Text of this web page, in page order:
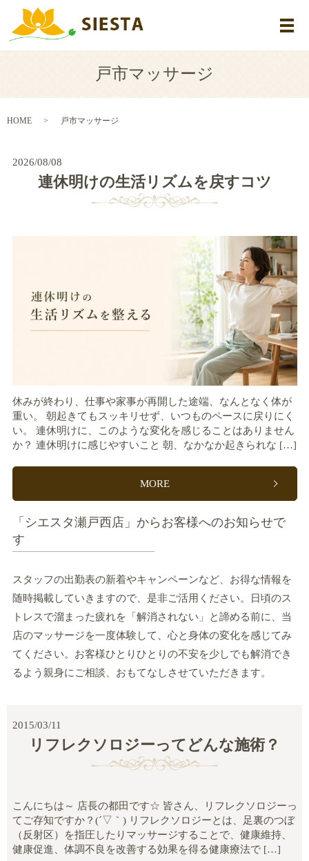
メ
戸市マッサージ
HOME 戸市マッサージ
2026/08/08
連休明けの生活リズムを戻すコツ
休みが終わり、仕事や家事が再開した途端、なんとなく体が
重い。 朝起きてもスッキリせず、いつものペースに戻りにく
い。 連休明けに、このような変化を感じることはありません
か？ 連休明けに感じやすいこと 朝、なかなか起きられな […]
MORE
「シエスタ瀬戸西店」からお客様へのお知らせで
す
スタッフの出勤表の新着やキャンペーンなど、お得な情報を
随時掲載していきますので、是非ご活用ください。日頃のス
トレスで溜まった疲れを「解消されない」と諦める前に、当
店のマッサージを一度体験して、心と身体の変化を感じてみ
てください。お客様ひとりひとりの不安を少しでも解消でき
るよう親身にご相談、おもてなしさせていただきます。
2015/03/11
リフレクソロジーってどんな施術？
こんにちは～ 店長の都田です☆ 皆さん、リフレクソロジーっ
てご存知ですか？(´▽｀) リフレクソロジーとは、足裏のつぼ
（反射区）を指圧したりマッサージすることで、健康維持、
健康促進、体調不良を改善する効果を得る健康療法で […]